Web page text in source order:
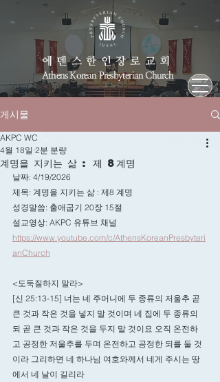
에덴스한인장로교회
Athens Korean Presbyterian Church
게시물
계명을 지키는 삶 : 제 8계명
AKPC WC
4월 18일 2분 분량
날짜: 4/19/2026
제목: 계명을 지키는 삶 : 제8 계명
성경말씀: 출애굽기 20장 15절
설교영상: AKPC 유튜브 채널
https://www.youtube.com/c/AthensKoreanPresbyteri
anChurch
<도둑질하지 말라>
[신 25:13-15] 너는 네 주머니에 두 종류의 저울추 곧
큰 것과 작은 것을 넣지 말 것이며 네 집에 두 종류의
되 곧 큰 것과 작은 것을 두지 말 것이요 오직 온전하
고 공정한 저울추를 두며 온전하고 공정한 되를 둘 것
이라 그리하면 네 하나님 여호와께서 네게 주시는 땅
에서 네 날이 길리라